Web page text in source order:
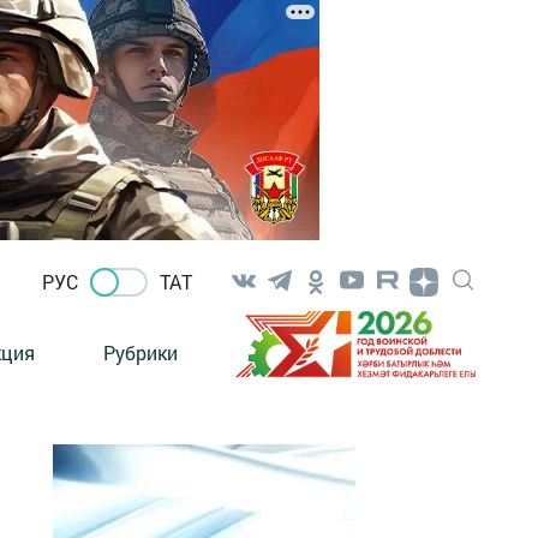
РУС ТАТ
Рубрики